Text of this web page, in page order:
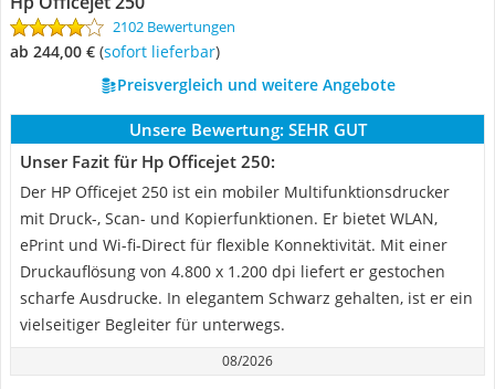
2102 Bewertungen
ab 244,00 € ( Sofort lieferbar)
Preisvergleich und weitere Angebote
Unsere Bewertung: SEHR GUT
Unser Fazit für Hp Officejet 250:
Der HP Officejet 250 ist ein mobiler Multifunktionsdrucker
mit Druck-, Scan- und Kopierfunktionen. Er bietet WLAN,
ePrint und Wi-fi-Direct für flexible Konnektivität. Mit einer
Druckauflösung von 4.800 x 1.200 dpi liefert er gestochen
scharfe Ausdrucke. In elegantem Schwarz gehalten, ist er ein
vielseitiger Begleiter für unterwegs.
08/2026